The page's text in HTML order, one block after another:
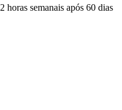
semanais após 60 dias